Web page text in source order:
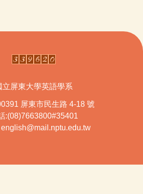
立屏東大學英語學系
屏東市民生路 4-18 號
:(08)7663800#35401